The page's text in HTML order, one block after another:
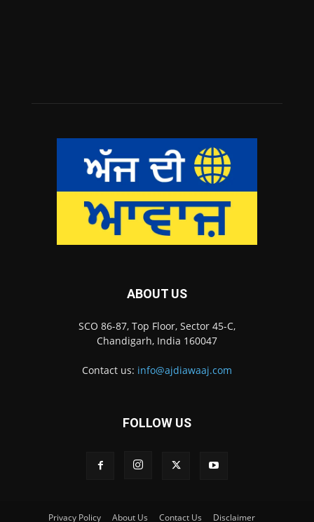
ABOUT US
SCO 86-87, Top Floor, Sector 45-C,
Chandigarh, India 160047
Contact us: info@ajdiawaaj.com
FOLLOW US
Privacy Policy About Us Contact Us Disclaimer